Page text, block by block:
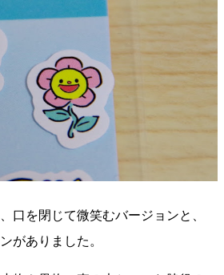
口を閉じて微笑むバージョンと、
がありました。